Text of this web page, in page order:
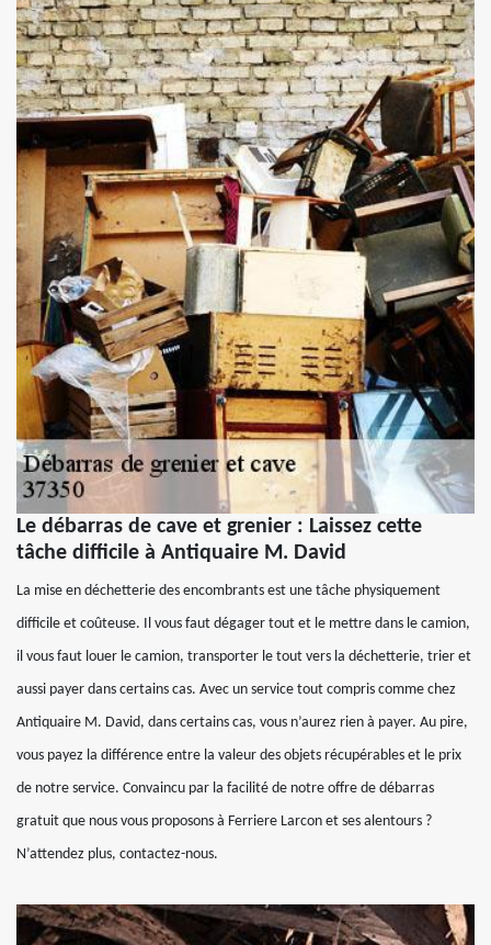
Le débarras de cave et grenier : Laissez cette
tâche difficile à Antiquaire M. David
La mise en déchetterie des encombrants est une tâche physiquement
difficile et coûteuse. Il vous faut dégager tout et le mettre dans le camion,
il vous faut louer le camion, transporter le tout vers la déchetterie, trier et
aussi payer dans certains cas. Avec un service tout compris comme chez
Antiquaire M. David, dans certains cas, vous n’aurez rien à payer. Au pire,
vous payez la différence entre la valeur des objets récupérables et le prix
de notre service. Convaincu par la facilité de notre offre de débarras
gratuit que nous vous proposons à Ferriere Larcon et ses alentours ?
N’attendez plus, contactez-nous.